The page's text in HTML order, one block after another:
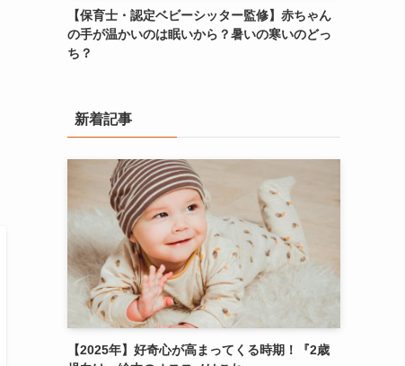
【保育士・認定ベビーシッター監修】赤ちゃん
の手が温かいのは眠いから？暑いの寒いのどっ
ち？
新着記事
【2025年】好奇心が高まってくる時期！『2歳